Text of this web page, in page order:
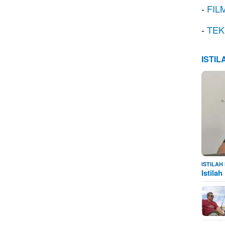
-
-
ISTILAH
Istilah